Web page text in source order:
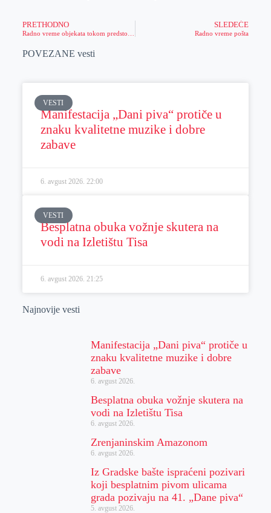
PRETHODNO SLEDEĆE
Radno vreme pošta
POVEZANE vesti
VESTI
Manifestacija „Dani piva“ protiče u
znaku kvalitetne muzike i dobre
zabave
6. avgust 2026. 22:00
VESTI
Besplatna obuka vožnje skutera na
vodi na Izletištu Tisa
6. avgust 2026. 21:25
Najnovije vesti
Manifestacija „Dani piva“ protiče u
znaku kvalitetne muzike i dobre
zabave
6. avgust 2026.
Besplatna obuka vožnje skutera na
vodi na Izletištu Tisa
6. avgust 2026.
Zrenjaninskim Amazonom
6. avgust 2026.
Iz Gradske bašte ispraćeni pozivari
koji besplatnim pivom ulicama
grada pozivaju na 41. „Dane piva“
5. avgust 2026.